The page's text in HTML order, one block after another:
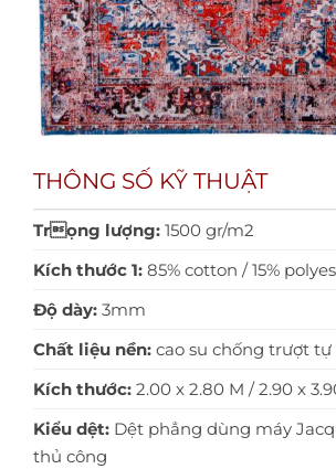
THÔNG SỐ KỸ THUẬT
Trọng lượng: 1500 gr/m2
Kích thước 1: 85% cotton / 15%
Độ dày: 3mm
Chất liệu nền: cao su chống trượt tự
Kích thước: 2.00 x 2.80 M / 2.90 x
Kiểu dệt: Dệt phẳng dùng máy
thủ công